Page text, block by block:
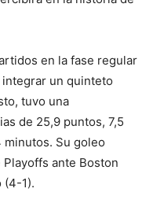
en la fase regular
un quinteto
tuvo una
de 25,9 puntos, 7,5
Su goleo
ante Boston
(4-1).